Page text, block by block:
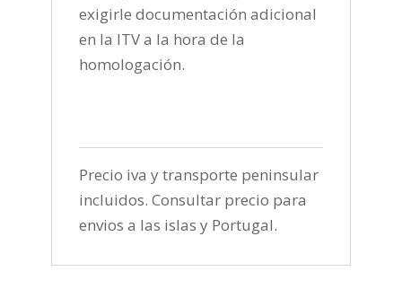
exigirle documentación adicional
en la ITV a la hora de la
homologación.
Precio iva y transporte peninsular
incluidos. Consultar precio para
envios a las islas y Portugal.